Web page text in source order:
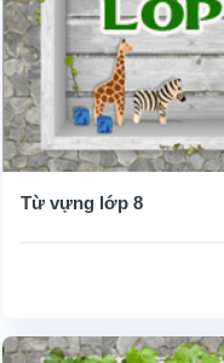
Từ vựng lớp 8